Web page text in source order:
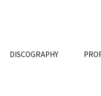
DISCOGRAPHY